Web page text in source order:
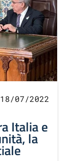
18/07/2022
Italia e
la